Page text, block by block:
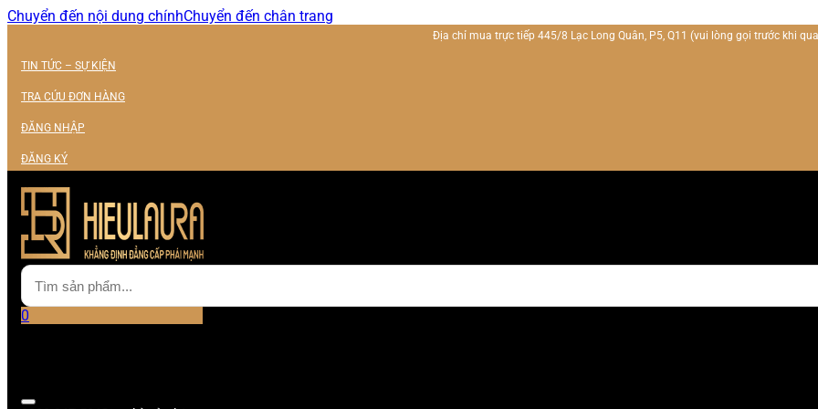
Chuyển đến nội dung chínhChuyển đến chân trang
Địa chỉ mua trực tiếp 445/8 Lạc Long Quân, P5, Q11 (vui lòng gọi trước khi
TIN TỨC – SỰ KIỆN
TRA CỨU ĐƠN HÀNG
ĐĂNG NHẬP
ĐĂNG KÝ
0